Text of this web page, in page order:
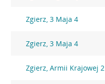
Zgierz, 3 Maja 4
Zgierz, 3 Maja 4
Zgierz, Armii Krajowej 2